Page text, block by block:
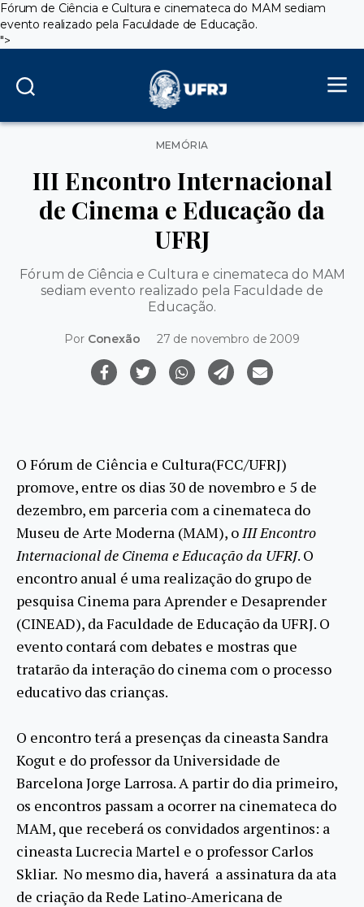
Fórum de Ciência e Cultura e cinemateca do MAM sediam
evento realizado pela Faculdade de Educação.
">
Categorias
MEMÓRIA
III Encontro Internacional
de Cinema e Educação da
UFRJ
Fórum de Ciência e Cultura e cinemateca do MAM
sediam evento realizado pela Faculdade de
Educação.
Por Conexão 27 de novembro de 2009
O Fórum de Ciência e Cultura(FCC/UFRJ)
promove, entre os dias 30 de novembro e 5 de
dezembro, em parceria com a cinemateca do
Museu de Arte Moderna (MAM), oIII Encontro
Internacional de Cinema e Educação da UFRJ. O
encontro anual é uma realização do grupo de
pesquisa Cinema para Aprender e Desaprender
(CINEAD), da Faculdade de Educação da UFRJ. O
evento contará com debates e mostras que
tratarão da interação do cinema com o processo
educativo das crianças.
O encontro terá a presenças da cineasta Sandra
Kogut e do professor da Universidade de
Barcelona Jorge Larrosa. A partir do dia primeiro,
os encontros passam a ocorrer na cinemateca do
MAM, que receberá os convidados argentinos: a
cineasta Lucrecia Martel e o professor Carlos
Skliar. No mesmo dia, haverá a assinatura da ata
de criação da Rede Latino-Americana de